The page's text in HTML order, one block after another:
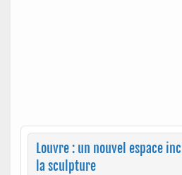
Louvre : un nouvel espace
la sculpture